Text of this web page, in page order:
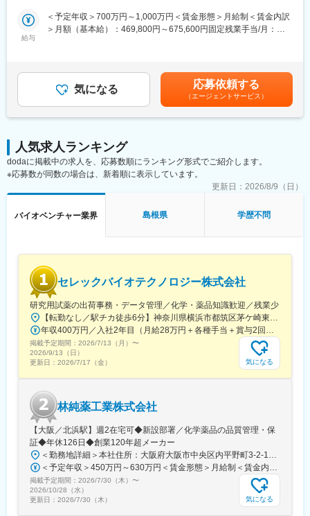
て頂きます。企業や研究所、大学との共同研究プロジェクトも多
く、新規性のあるものについては学会発表や論文投稿、特許の取
づくりを根本から改善し、直接社会の役に立てます。
・製造業ドメイン知識を持つ社員との議論をしながらの機械学
習、統計的手法や数理最適化を用いて課題解決に取り組めます。
研究要素・新規性のあるものについては学会発表や論文投稿、特
■中途入社者からの声
「前職の経験を活かしながら新しい技術に挑戦できる」「役員と
もフラットに議論できる環境」「自社開発の教育システムで学び
ながらスピード成長」「国家プロジェクトや大手企業との共同研
ます！
全国に顧客を有し、自社開発の教育ソフトがあるなど、日本全国
どこからでも勤務可能です。実際に隔月出社のペースで働いてい
る社員もいます。
※入社後1か月は社員を知る目的で出社を頂きます。
■当社について
名古屋大学・宇治原研究室の先端研究を基盤に生まれたスタート
アップ企業です。
製造業の「当たり前」を変える新技術である、プロセスインフォ
マティクス（PI）で、カンや試行錯誤に頼る開発から、データ駆
動のスマートなプロセスへ。わずかな実データからデジタルツイ
ンを作り、仮想実験で最適条件を瞬時に導きます。
結果、開発期間は短縮、さらに高品質な製品開発に繋げることが
できます。
■差別化ポイント
仲間はAIエンジニアや大手企業出身者など多彩なメンバーで、資
金調達も完了し、業界のトップランナーとして走り続けていま
す。
国家プロジェクトや大手企業との共同研究も進行中で、日本のも
のづくりに新しい常識を生み出す挑戦を続けています。
給与
＜予定年収＞700万円～1,000万円＜賃金形態＞月給制＜賃金内訳
＞月額（基本給）：469,800円～675,600円固定残業手当/月：
給与改定：年2回（１月、７月）■賞与：年2回（3月、9月）賃金
はあくまでも目安の金額であり、選考を通じて上下する可能性が
あります。月給(月額)は固定手当を含めた表記です。
気になる 応募依頼する
（エージェントサービス）
人気求人ランキング
dodaに掲載中の求人を、応募数順にランキング形式でご紹介します。
※応募数が同数の場合は、新着順に表示しています。
更新日： 2026/8/9（日）
バイオベンチャー業界 島根県 学歴不問
セレックバイオテクノロジー株式会社
研究用試薬の出荷事務・データ管理／化学・薬品知識歓迎／残業少
掲載予定期間： 2026/7/13（月） 〜
2026/9/13（日）
更新日： 2026/7/17（金） 気になる
林純薬工業株式会社
【大阪／北浜駅】週2在宅可◆新設部署／化学薬品の品質管理・保
証◆年休126日◆創業120年超メーカー
掲載予定期間： 2026/7/30（木） 〜
2026/10/28（水）
更新日： 2026/7/30（木） 気になる